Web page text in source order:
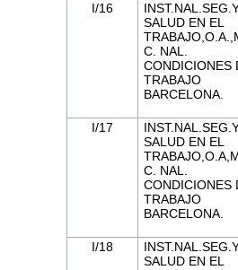
I/16
SALUD EN EL
C. NAL.
CONDICIONES
TRABAJO
BARCELONA.
I/17
SALUD EN EL
C. NAL.
CONDICIONES
TRABAJO
BARCELONA.
I/18
SALUD EN EL